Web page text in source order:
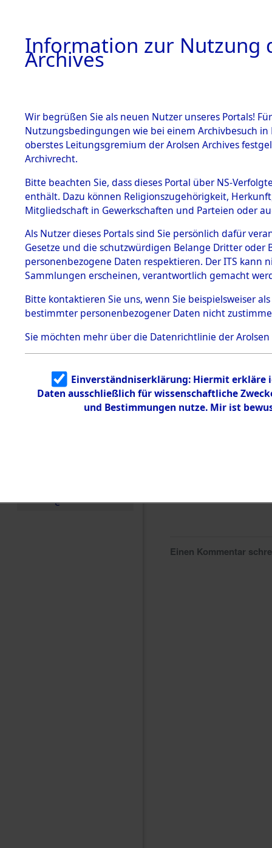
BESTÄNDE
1.
mente
5. Verschiedenes
5.3
Todesmärsche
5.3.1 Alliierte
Erhebungen
zu
Todesmärsch
en
5.3.2
Identifizierun
g
5.3.3
Todesmärsch
e
Einen Kommentar
Information zur Nutzung
Archives
Wir begrüßen Sie als neuen Nutzer unseres Portals!
Nutzungsbedingungen wie bei einem Archivbesuch
oberstes Leitungsgremium der Arolsen Archives
Archivrecht.
Bitte beachten Sie, dass dieses Portal über NS-
enthält. Dazu können Religionszugehörigkeit,
Mitgliedschaft in Gewerkschaften und Parteien oder
Als Nutzer dieses Portals sind Sie persönlich dafür
Gesetze und die schutzwürdigen Belange Dritter
personenbezogene Daten respektieren. Der ITS
Sammlungen erscheinen, verantwortlich gemacht
Bitte kontaktieren Sie uns, wenn Sie beispielsweiser
bestimmter personenbezogener Daten nicht
Sie möchten mehr über die Datenrichtlinie der Arolsen
Einverständniserklärung: Hiermit erkläre
Daten ausschließlich für wissenschaftliche
und Bestimmungen nutze. Mir ist